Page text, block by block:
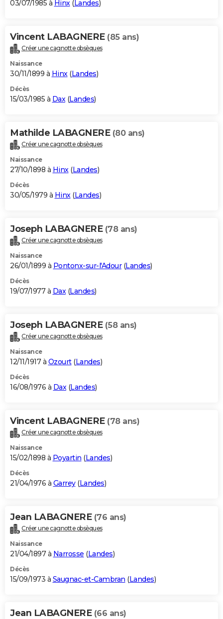
03/07/1985 à Hinx(Landes)
Vincent LABAGNERE (85 ans)
Créer une cagnotte obsèques
Naissance
30/11/1899 à Hinx(Landes)
Décès
15/03/1985 à Dax(Landes)
Mathilde LABAGNERE (80 ans)
Créer une cagnotte obsèques
Naissance
27/10/1898 à Hinx(Landes)
Décès
30/05/1979 à Hinx(Landes)
Joseph LABAGNERE (78 ans)
Créer une cagnotte obsèques
Naissance
26/01/1899 à Pontonx-sur-l'Adour(Landes)
Décès
19/07/1977 à Dax(Landes)
Joseph LABAGNERE (58 ans)
Créer une cagnotte obsèques
Naissance
12/11/1917 à Ozourt(Landes)
Décès
16/08/1976 à Dax(Landes)
Vincent LABAGNERE (78 ans)
Créer une cagnotte obsèques
Naissance
15/02/1898 à Poyartin (Landes)
Décès
21/04/1976 à Garrey(Landes)
Jean LABAGNERE (76 ans)
Créer une cagnotte obsèques
Naissance
21/04/1897 à Narrosse (Landes)
Décès
15/09/1973 à Saugnac-et-Cambran (Landes)
Jean LABAGNERE (66 ans)